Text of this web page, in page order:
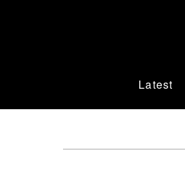
Latest